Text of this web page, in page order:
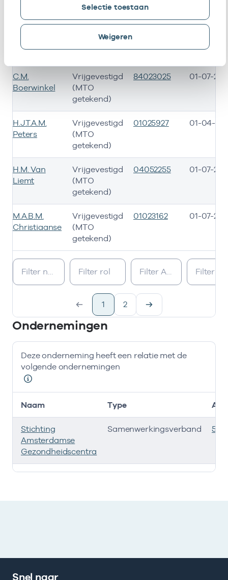
Selectie toestaan
Weigeren
Bij deze onderneming werken de volgende zorgverleners
bij
C.A. Zwart
getekend)
01-07-
C.M.
Boerwinkel
Vrijgevestigd
(MTO
getekend)
84023025 01-07-
H.J.T.A.M.
Peters
Vrijgevestigd
(MTO
getekend)
01025927 01-04-
H.M. Van
Liemt
Vrijgevestigd
(MTO
getekend)
04052255 01-07-
M.A.B.M.
Christiaanse
Vrijgevestigd
(MTO
getekend)
01023162 01-07-
1 2
Ondernemingen
Deze onderneming heeft een relatie met de
volgende ondernemingen
Deze onderneming heeft een relatie met de volgende
Naam Type
Stichting
Amsterdamse
Gezondheidscentra
Samenwerkingsverband
Snel naar